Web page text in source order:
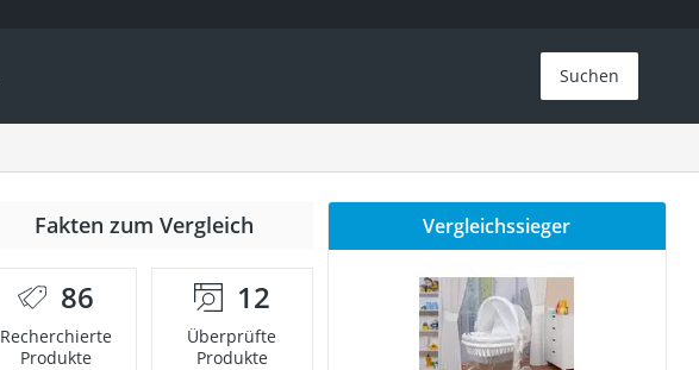
Suchen
Fakten zum Vergleich
86
Recherchierte
Produkte
12
Überprüfte
Produkte
Vergleichssieger